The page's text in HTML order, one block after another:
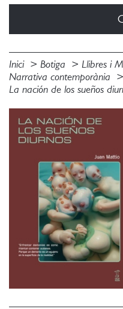
Inici Botiga
Llibres i
Narrativa contemporània
La nación de los sueños